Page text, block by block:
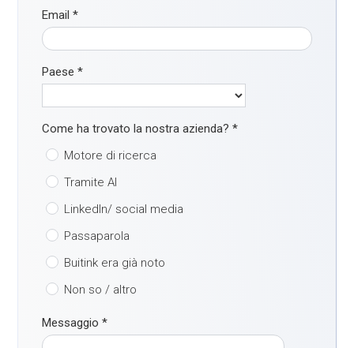
Email*
Paese*
Come ha trovato la nostra azienda?*
Motore di ricerca
Tramite AI
LinkedIn/ social media
Passaparola
Buitink era già noto
Non so / altro
Messaggio*